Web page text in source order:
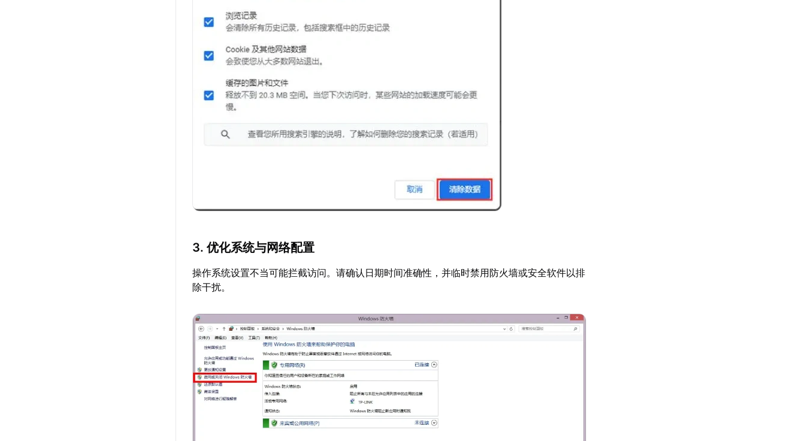
3. 优化系统与网络配置
操作系统设置不当可能拦截访问。请确认日期时间准确性，并临时禁用防火墙或安全软件以排
除干扰。